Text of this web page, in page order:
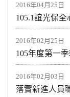
2016年04月25日
105.1誼光保
2016年02月25日
2016年02月03日
落實新進人員